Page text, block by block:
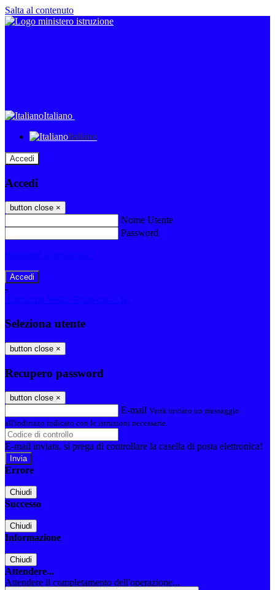
Salta al contenuto
Italiano
Italiano
Accedi
Accedi
button close ×
Nome Utente
Password
Password dimenticata?
-
Entra con SPID
Entra con CIE
Seleziona utente
button close ×
Recupero password
button close ×
E-mail Verrà inviato un messaggio
all'indirizzo indicato con le istruzioni necessarie.
E-mail inviata, si prega di controllare la casella di posta elettronica!
Errore
Chiudi
Successo
Chiudi
Informazione
Chiudi
Attendere...
Attendere il completamento dell'operazione...